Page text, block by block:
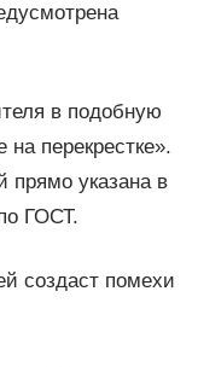
в подобную
перекрестке».
прямо указана в
ГОСТ.
создаст помехи